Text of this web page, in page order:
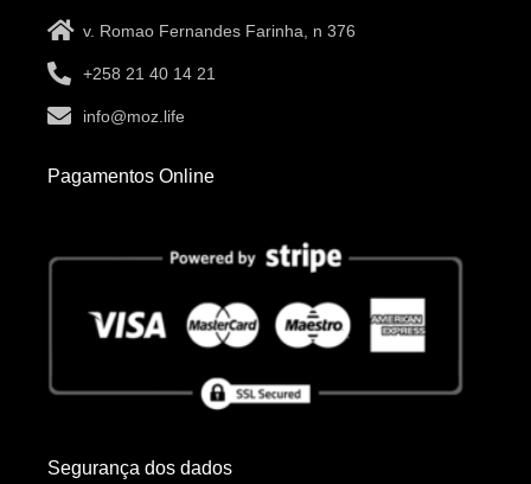
v. Romao Fernandes Farinha, n 376
+258 21 40 14 21
info@moz.life
Pagamentos Online
Segurança dos dados